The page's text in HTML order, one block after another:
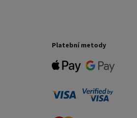
Platební metody